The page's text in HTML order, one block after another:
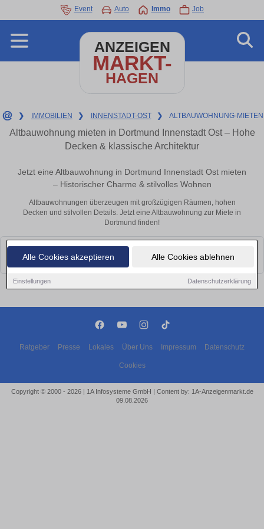
Alle Cookies akzeptieren Alle Cookies ablehnen
Einstellungen Datenschutzerklärung
Event Auto Immo Job
ANZEIGEN
MARKT-
HAGEN
❯ IMMOBILIEN ❯ INNENSTADT-OST ❯ ALTBAUWOHNUNG-MIETEN
Altbauwohnung mieten in Dortmund Innenstadt Ost – Hohe
Decken & klassische Architektur
Jetzt eine Altbauwohnung in Dortmund Innenstadt Ost mieten
– Historischer Charme & stilvolles Wohnen
Altbauwohnungen überzeugen mit großzügigen Räumen, hohen
Decken und stilvollen Details. Jetzt eine Altbauwohnung zur Miete in
Dortmund finden!
Leider konnten wir derzeit keine passenden Objekte finden. Schauen Sie
bald wieder vorbei!
Ratgeber Presse Lokales Über Uns Impressum Datenschutz
Cookies
Copyright © 2000 - 2026 | 1A Infosysteme GmbH | Content by: 1A-Anzeigenmarkt.de
09.08.2026